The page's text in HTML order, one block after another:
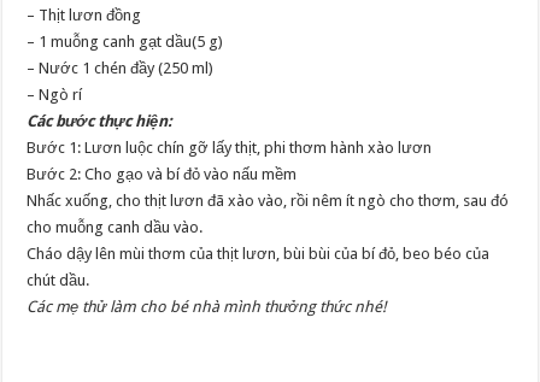
– Thịt lươn đồng
– 1 muỗng canh gạt dầu(5 g)
– Nước 1 chén đầy (250 ml)
– Ngò rí
Các bước thực hiện:
Bước 1: Lươn luộc chín gỡ lấy thịt, phi thơm hành xào lươn
Bước 2: Cho gạo và bí đỏ vào nấu mềm
Nhấc xuống, cho thịt lươn đã xào vào, rồi nêm ít ngò cho thơm, sau đó
cho muỗng canh dầu vào.
Cháo dậy lên mùi thơm của thịt lươn, bùi bùi của bí đỏ, beo béo của
chút dầu.
Các mẹ thử làm cho bé nhà mình thưởng thức nhé!